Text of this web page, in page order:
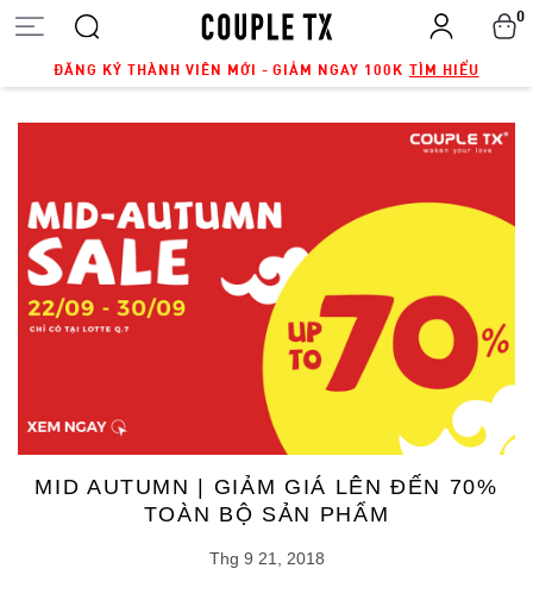
ĐĂNG KÝ THÀNH VIÊN MỚI - GIẢM NGAY 100K TÌM HIỂU
0
MID AUTUMN | GIẢM GIÁ LÊN ĐẾN 70%
TOÀN BỘ SẢN PHẨM
Thg 9 21, 2018